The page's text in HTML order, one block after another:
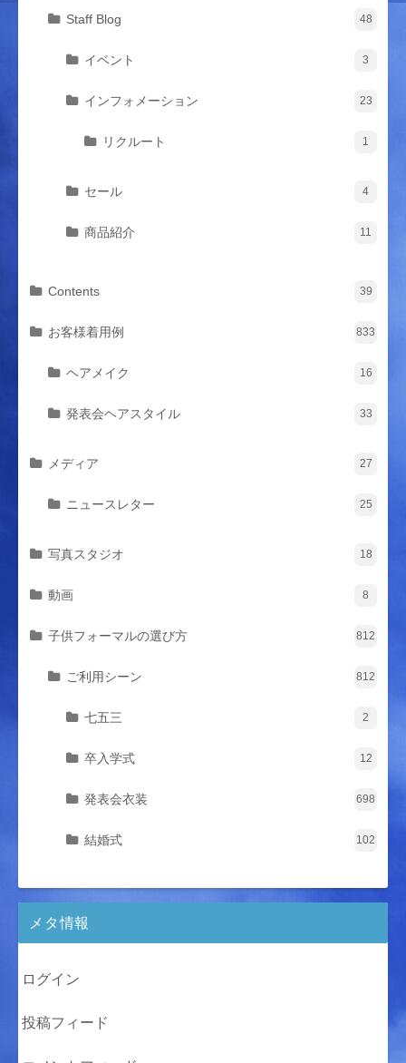
Staff Blog 48
イベント 3
インフォメーション 23
リクルート 1
セール 4
商品紹介 11
Contents 39
お客様着用例 833
ヘアメイク 16
発表会ヘアスタイル 33
メディア 27
ニュースレター 25
写真スタジオ 18
動画 8
子供フォーマルの選び方 812
ご利用シーン 812
七五三 2
卒入学式 12
発表会衣装 698
結婚式 102
メタ情報
ログイン
投稿フィード